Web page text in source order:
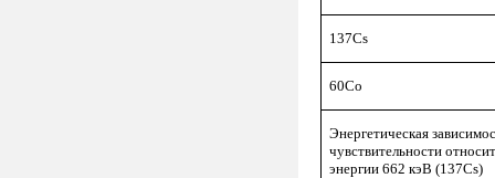
137Сs
60Сo
Энергетическая
чувствительности
энергии 662 кэВ (137Cs)